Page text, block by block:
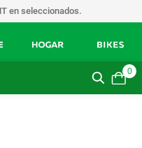
en seleccionados.
0